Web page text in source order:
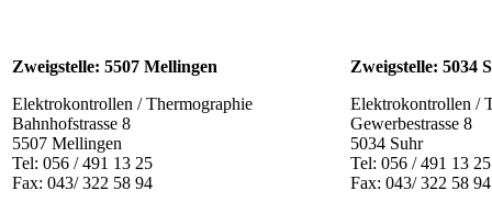
Zweigstelle: 5507 Mellingen
Elektrokontrollen / Thermographie
Bahnhofstrasse 8
5507 Mellingen
Tel: 056 / 491 13 25
Fax: 043/ 322 58 94
Zweigstelle: 5034
Elektrokontrollen /
Gewerbestrasse 8
5034 Suhr
Tel: 056 / 491 13 25
Fax: 043/ 322 58